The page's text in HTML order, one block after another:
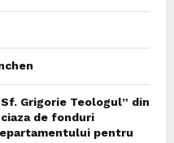
Grigorie Teologul” din
de fonduri
pentru